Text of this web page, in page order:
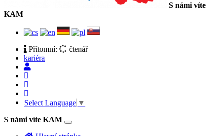
S námi víte
KAM
Přítomní:
čtenář
kariéra
Select Language ▼
S námi víte KAM
Toggle
navigation